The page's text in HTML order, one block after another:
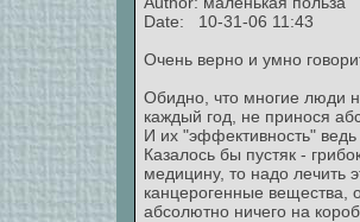
Date: 10-31-06 11:43
Очень верно и умно
Обидно, что многие люди
каждый год, не принося
И их "эффективность"
Казалось бы пустяк -
медицину, то надо лечить
канцерогенные вещества,
абсолютно ничего на